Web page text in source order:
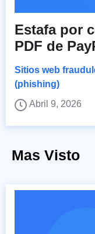
Estafa por
PDF de
Sitios web
(phishing)
Abril 9, 2026
Mas Visto